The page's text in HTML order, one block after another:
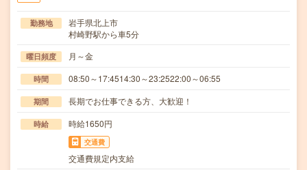
勤務地
岩手県北上市
村崎野駅から車5分
曜日頻度 月～金
時間 08:50～17:4514:30～23:2522:00～06:55
期間 長期でお仕事できる方、大歓迎！
時給 時給1650円
交通費
交通費規定内支給